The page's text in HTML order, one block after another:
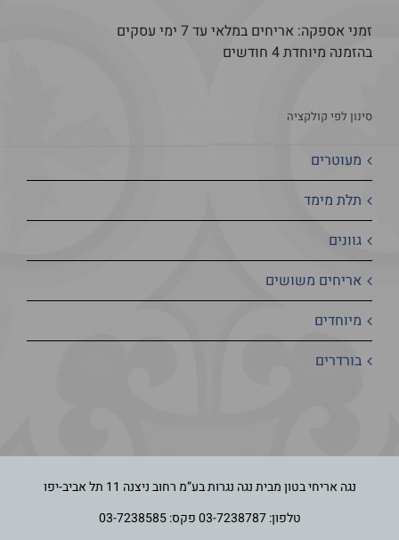
זמני אספקה: אריחים במלאי עד 7 ימי עסקים
בהזמנה מיוחדת 4 חודשים
סינון לפי קולקציה
מעוטרים
תלת מימד
גוונים
אריחים משושים
מיוחדים
בורדרים
נגה אריחי בטון מבית נגה נגרות בע”מ רחוב ניצנה 11 תל אביב-יפו
טלפון:03-7238787פקס: 03-7238585